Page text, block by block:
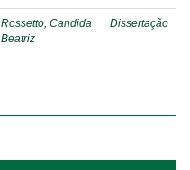
Rossetto, Candida
Beatriz
Dissertação